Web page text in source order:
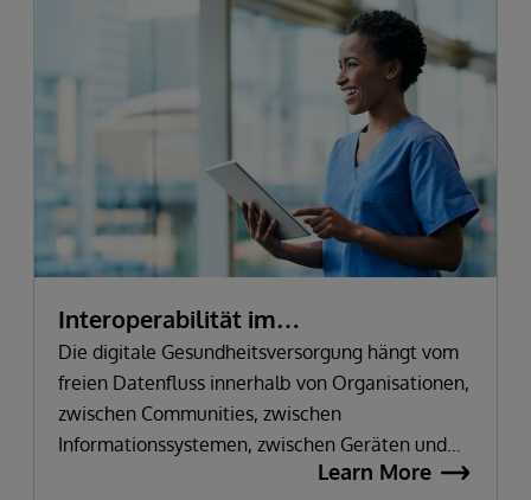
Interoperabilität im
Gesundheitswesen
Die digitale Gesundheitsversorgung hängt vom
freien Datenfluss innerhalb von Organisationen,
zwischen Communities, zwischen
Informationssystemen, zwischen Geräten und
Apps sowie zwischen Gesundheitsdienstleistern
Learn More